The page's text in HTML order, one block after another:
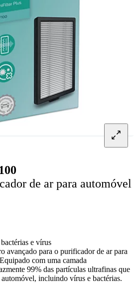
de ar para automóvel
e vírus
avançado para o purificador de ar para
com uma camada
99% das partículas ultrafinas que
incluindo vírus e bactérias.